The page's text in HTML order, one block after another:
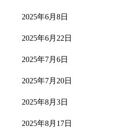
2025年6月8日
2025年6月22日
2025年7月6日
2025年7月20日
2025年8月3日
2025年8月17日